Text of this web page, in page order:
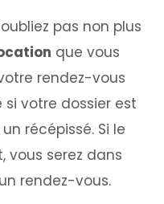
pas non plus
que vous
rendez-vous
votre dossier est
récépissé. Si le
vous serez dans
rendez-vous.